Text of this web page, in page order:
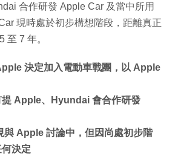
合作研發 Apple Car 及當中所用
現時處於初步構想階段，距離真正
至 7 年。
決定加入電動車戰團，以 Apple
提 Apple、Hyundai 會合作研發
與 Apple 討論中，但因尚處初步階
決定